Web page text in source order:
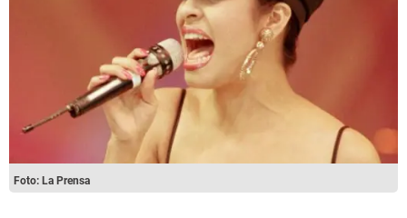
Foto: La Prensa